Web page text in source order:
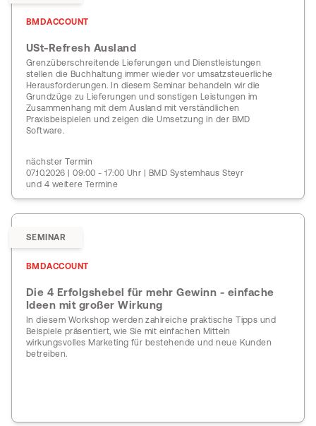
BMDACCOUNT
USt-Refresh Ausland
Grenzüberschreitende Lieferungen und Dienstleistungen
stellen die Buchhaltung immer wieder vor umsatzsteuerliche
Herausforderungen. In diesem Seminar behandeln wir die
Grundzüge zu Lieferungen und sonstigen Leistungen im
Zusammenhang mit dem Ausland mit verständlichen
Praxisbeispielen und zeigen die Umsetzung in der BMD
Software.
nächster Termin
07.10.2026 | 09:00 - 17:00 Uhr | BMD Systemhaus Steyr
und 4 weitere Termine
SEMINAR
BMDACCOUNT
Die 4 Erfolgshebel für mehr Gewinn - einfache
Ideen mit großer Wirkung
In diesem Workshop werden zahlreiche praktische Tipps und
Beispiele präsentiert, wie Sie mit einfachen Mitteln
wirkungsvolles Marketing für bestehende und neue Kunden
betreiben.